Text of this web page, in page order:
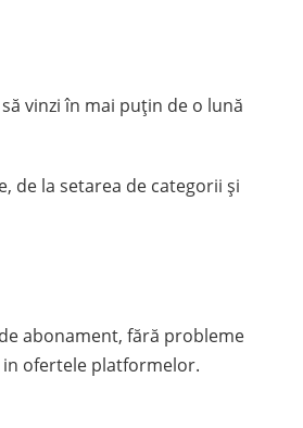
vinzi în mai puțin de o lună
de la setarea de categorii și
abonament, fără probleme
in ofertele platformelor.